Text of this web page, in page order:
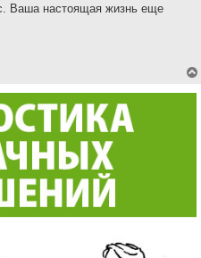
Ваша настоящая жизнь еще